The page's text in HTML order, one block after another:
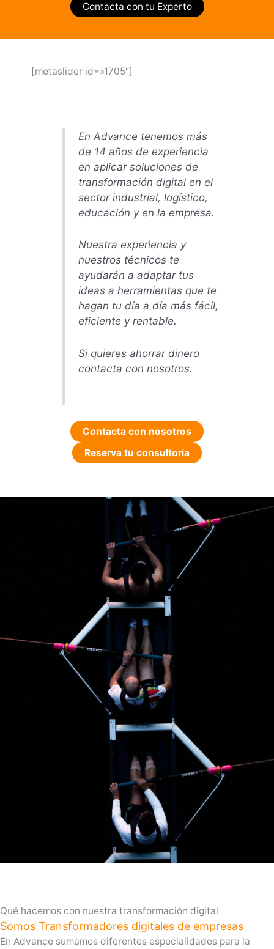
Contacta con tu Experto
[metaslider id=»1705″]
En Advance tenemos más
de 14 años de experiencia
en aplicar soluciones de
transformación digital en el
sector industrial, logístico,
educación y en la empresa.
Nuestra experiencia y
nuestros técnicos te
ayudarán a adaptar tus
ideas a herramientas que te
hagan tu día a día más fácil,
eficiente y rentable.
Si quieres ahorrar dinero
contacta con nosotros.
Contacta con nosotros
Reserva tu consultoría
Qué hacemos con nuestra transformación digital
Somos Transformadores digitales de empresas
En Advance sumamos diferentes especialidades para la